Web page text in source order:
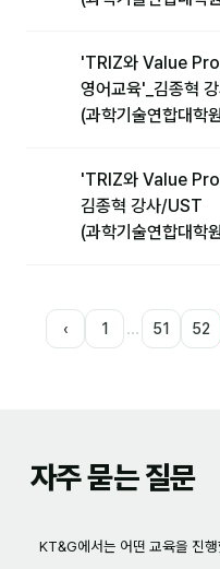
'TRIZ와 Value
영어교육'_김종혁
(과학기술연합대학
'TRIZ와 Value
김종혁 강사/UST
(과학기술연합대학
‹ 1 … 51 52
자주 묻는 질문
KT&G에서는 어떤 교육을 진